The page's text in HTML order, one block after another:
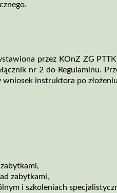
przez KOnZ ZG
nr 2 do Regulaminu.
instruktora po
zabytkami,
i szkoleniach